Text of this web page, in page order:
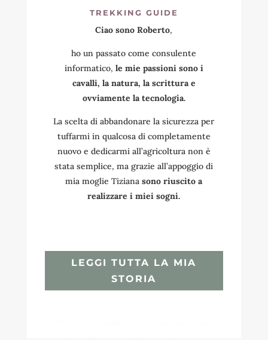
TREKKING GUIDE
Ciao sono Roberto,
ho un passato come consulente
informatico, le mie passioni sono i
cavalli, la natura, la scrittura e
ovviamente la tecnologia.
La scelta di abbandonare la sicurezza per
tuffarmi in qualcosa di completamente
nuovo e dedicarmi all’agricoltura non è
stata semplice, ma grazie all’appoggio di
mia moglie Tiziana sono riuscito a
realizzare i miei sogni.
LEGGI TUTTA LA MIA
STORIA